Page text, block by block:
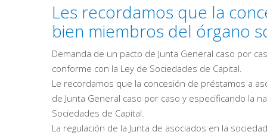
Les recordamos que la
bien miembros del órgano
Demanda de un pacto de Junta General caso por
conforme con la Ley de Sociedades de Capital.
Le recordamos que la concesión de préstamos a
de Junta General caso por caso y especificando la
Sociedades de Capital.
La regulación de la Junta de asociados en la